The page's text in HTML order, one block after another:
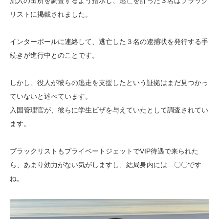
リストに掲載されました。
インターポールに連絡して、逃亡した３名の逮捕状を発行する手
続きが進行中とのことです。
しかし、役人が彼らの逃走を支援したという証拠はまだ見つかっ
ていないと述べています。
入国管理官が、彼らに学生ビザを与えていたとして調査されてい
ます。
ブラックリストもプライベートジェットでVIP待遇で来られた
ら、あまり効力がない気がしますし、結局身内には…〇〇です
ね。